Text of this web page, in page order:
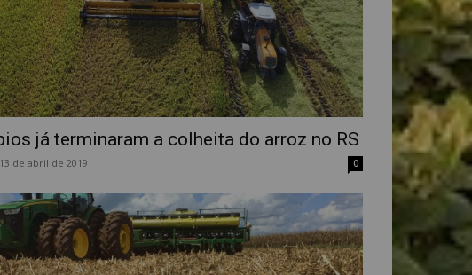
já terminaram a colheita do arroz no RS
13 de abril de 2019 0